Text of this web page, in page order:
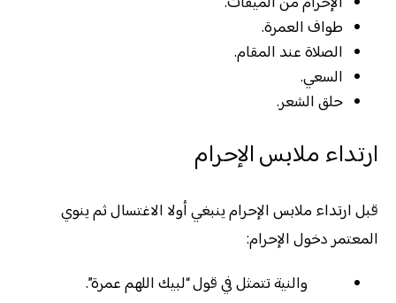
طواف العمرة.
الصلاة عند المقام.
السعي.
حلق الشعر.
ارتداء ملابس الإحرام
قبل ارتداء ملابس الإحرام ينبغي أولا الاغتسال ثم ينوي
المعتمر دخول الإحرام:
والنية تتمثل في قول “لبيك اللهم عمرة”.